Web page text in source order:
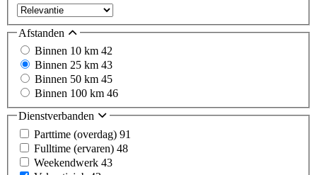
Afstanden
Binnen 10 km 42
Binnen 25 km 43
Binnen 50 km 45
Binnen 100 km 46
Dienstverbanden
Parttime (overdag) 91
Fulltime (ervaren) 48
Weekendwerk 43